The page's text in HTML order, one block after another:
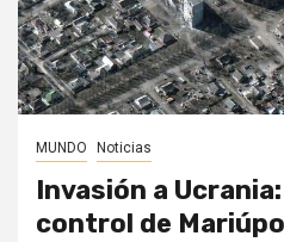
MUNDO Noticias
Invasión a
control de